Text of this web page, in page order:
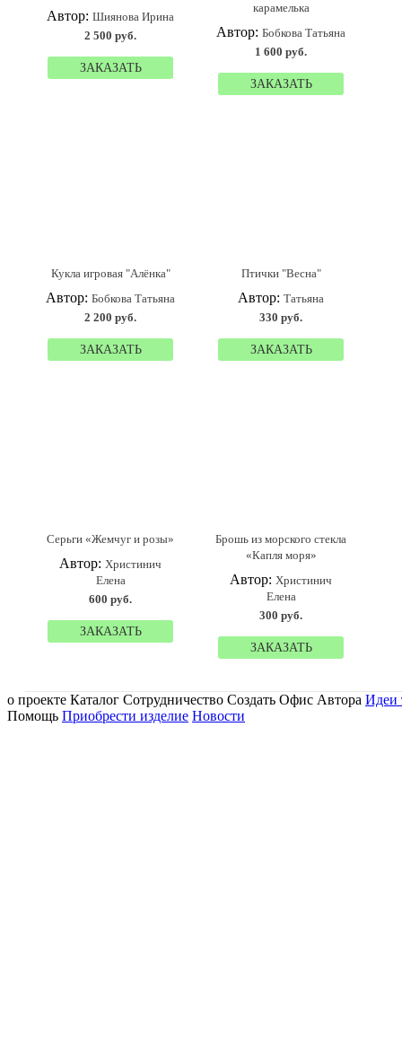
Автор:Шиянова Ирина
2 500 руб.
ЗАКАЗАТЬ
карамелька
Автор:Бобкова Татьяна
1 600 руб.
ЗАКАЗАТЬ
Кукла игровая "Алёнка"
Автор:Бобкова Татьяна
2 200 руб.
ЗАКАЗАТЬ
Птички "Весна"
Автор:Татьяна
330 руб.
ЗАКАЗАТЬ
Серьги «Жемчуг и розы»
Автор: Христинич
Елена
600 руб.
ЗАКАЗАТЬ
Брошь из морского стекла
«Капля моря»
Автор: Христинич
Елена
300 руб.
ЗАКАЗАТЬ
о проекте Каталог Сотрудничество Создать Офис Автора Идеи
Помощь Приобрести изделие Новости